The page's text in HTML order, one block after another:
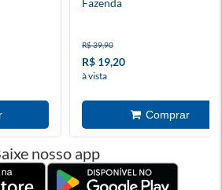
Fazenda
R$ 39,90
R$ 19,20
à vista
nosso app